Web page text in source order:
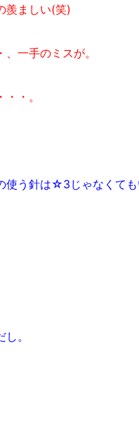
羨ましい(笑)
一手のミスが。
・。
使う針は☆3じゃなくても
。